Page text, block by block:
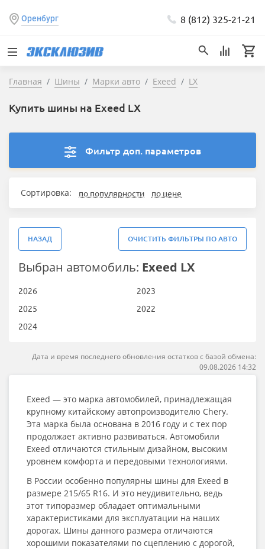
Оренбург 8 (812) 325-21-21
Главная Шины Марки авто Exeed LX
Купить шины на Exeed LX
Фильтр доп. параметров
Сортировка: по популярности по цене
НАЗАД ОЧИСТИТЬ ФИЛЬТРЫ ПО АВТО
Выбран автомобиль: Exeed LX
2026
2025
2024
2023
2022
Дата и время последнего обновления остатков с базой обмена:
09.08.2026 14:32
Exeed — это марка автомобилей, принадлежащая
крупному китайскому автопроизводителю Chery.
Эта марка была основана в 2016 году и с тех пор
продолжает активно развиваться. Автомобили
Exeed отличаются стильным дизайном, высоким
уровнем комфорта и передовыми технологиями.
В России особенно популярны шины для Exeed в
размере 215/65 R16. И это неудивительно, ведь
этот типоразмер обладает оптимальными
характеристиками для эксплуатации на наших
дорогах. Шины данного размера отличаются
хорошими показателями по сцеплению с дорогой,